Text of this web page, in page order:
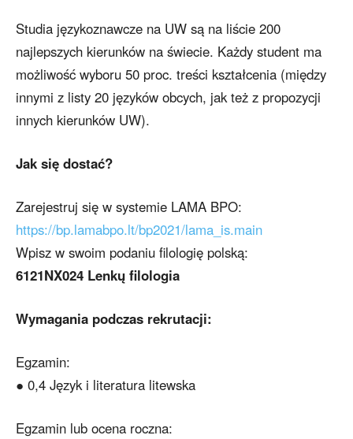
Studia językoznawcze na UW są na liście 200
najlepszych kierunków na świecie. Każdy student ma
możliwość wyboru 50 proc. treści kształcenia (między
innymi z listy 20 języków obcych, jak też z propozycji
innych kierunków UW).
Jak się dostać?
Zarejestruj się w systemie LAMA BPO:
https://bp.lamabpo.lt/bp2021/lama_is.main
Wpisz w swoim podaniu filologię polską:
6121NX024 Lenkų filologia
Wymagania podczas rekrutacji:
Egzamin:
● 0,4 Język i literatura litewska
Egzamin lub ocena roczna: